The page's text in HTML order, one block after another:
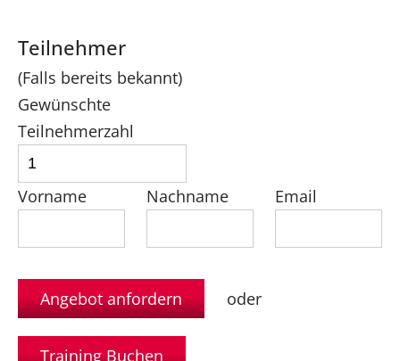
Teilnehmer
(Falls bereits bekannt)
Gewünschte
Teilnehmerzahl
Vorname Nachname Email
oder